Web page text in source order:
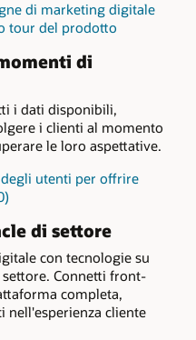
di marketing digitale
tour del prodotto
di
i dati disponibili,
i clienti al momento
le loro aspettative.
utenti per offrire
di settore
con tecnologie su
Connetti front-
completa,
nell'esperienza cliente